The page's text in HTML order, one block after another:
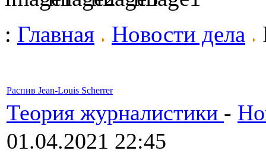
: Главная Новости дела
Распив Jean-Louis Scherrer
Теория журналистики -
01.04.2021 22:45